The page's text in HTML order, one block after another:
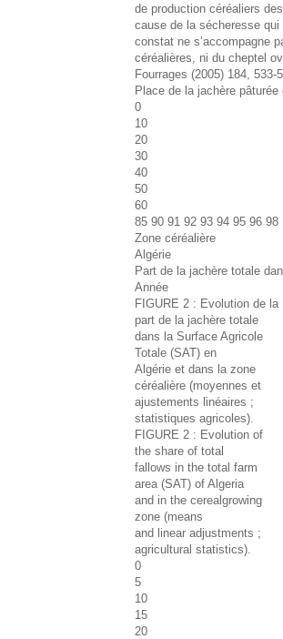
de production céréaliers
cause de la sécheresse
constat ne s’accompagne
céréalières, ni du cheptel
Fourrages (2005) 184, 533-
Place de la jachère
0
10
20
30
40
50
60
85 90 91 92 93 94 95 96 98
Zone céréalière
Algérie
Part de la jachère totale
Année
FIGURE 2 : Evolution de la
part de la jachère totale
dans la Surface Agricole
Totale (SAT) en
Algérie et dans la zone
céréalière (moyennes et
ajustements linéaires ;
statistiques agricoles).
FIGURE 2 : Evolution of
the share of total
fallows in the total farm
area (SAT) of Algeria
and in the cerealgrowing
zone (means
and linear adjustments ;
agricultural statistics).
0
5
10
15
20